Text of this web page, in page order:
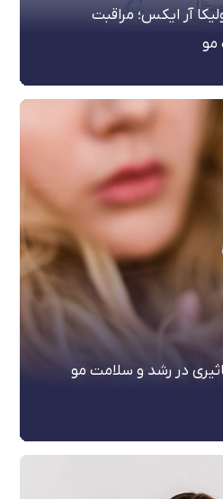
آر ایکس؛ مراقبت
مو
در رشد و سلامت مو